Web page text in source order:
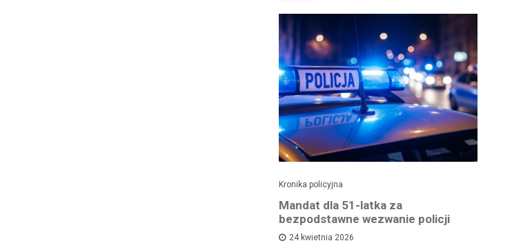
Kronika policyjna
Mandat dla 51-latka za
bezpodstawne wezwanie policji
24 kwietnia 2026